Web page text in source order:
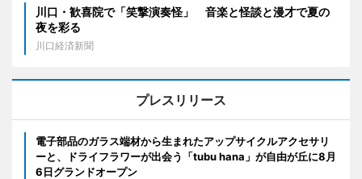
川口・歓喜院で「笑撃演奏怪」 音楽と怪談と漫才で夏の
夜を彩る
川口経済新聞
プレスリリース
電子部品のガラス端材から生まれたアップサイクルアクセサリ
ーと、ドライフラワーが出会う「tubu hana」が自由が丘に8月
6日グランドオープン